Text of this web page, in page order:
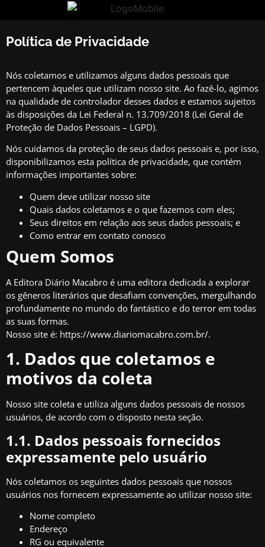
Política de Privacidade
Nós coletamos e utilizamos alguns dados pessoais que
pertencem àqueles que utilizam nosso site. Ao fazê-lo, agimos
na qualidade de controlador desses dados e estamos sujeitos
às disposições da Lei Federal n. 13.709/2018 (Lei Geral de
Proteção de Dados Pessoais – LGPD).
Nós cuidamos da proteção de seus dados pessoais e, por isso,
disponibilizamos esta política de privacidade, que contém
informações importantes sobre:
Quem deve utilizar nosso site
Quais dados coletamos e o que fazemos com eles;
Seus direitos em relação aos seus dados pessoais; e
Como entrar em contato conosco
Quem Somos
A Editora Diário Macabro é uma editora dedicada a explorar
os gêneros literários que desafiam convenções, mergulhando
profundamente no mundo do fantástico e do terror em todas
as suas formas.
Nosso site é: https://www.diariomacabro.com.br/.
1. Dados que coletamos e
motivos da coleta
Nosso site coleta e utiliza alguns dados pessoais de nossos
usuários, de acordo com o disposto nesta seção.
1.1. Dados pessoais fornecidos
expressamente pelo usuário
Nós coletamos os seguintes dados pessoais que nossos
usuários nos fornecem expressamente ao utilizar nosso site:
Nome completo
Endereço
RG ou equivalente